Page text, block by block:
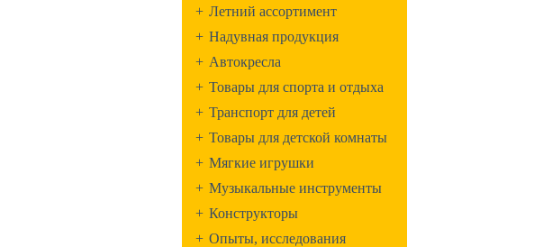
+ Летний ассортимент
+ Надувная продукция
+ Автокресла
+ Товары для спорта и отдыха
+ Транспорт для детей
+ Товары для детской комнаты
+ Мягкие игрушки
+ Музыкальные инструменты
+ Конструкторы
+ Опыты, исследования